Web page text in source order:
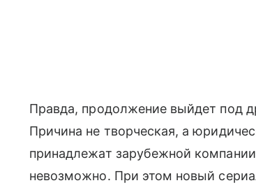
Правда, продолжение выйдет под
Причина не творческая, а
принадлежат зарубежной
невозможно. При этом новый